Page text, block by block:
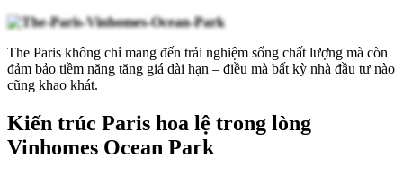
The Paris không chỉ mang đến trải nghiệm sống chất lượng mà còn
đảm bảo tiềm năng tăng giá dài hạn – điều mà bất kỳ nhà đầu tư nào
cũng khao khát.
Kiến trúc Paris hoa lệ trong lòng
Vinhomes Ocean Park